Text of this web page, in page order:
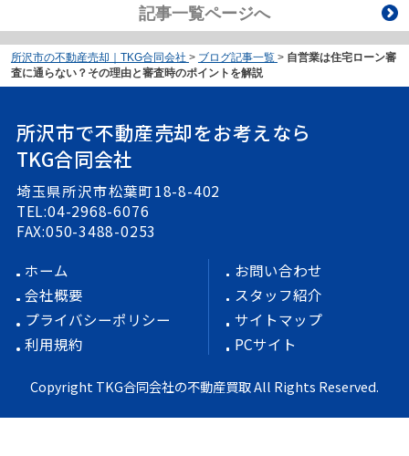
記事一覧ページへ
所沢市の不動産売却｜TKG合同会社 > ブログ記事一覧 > 自営業は住宅ローン審
査に通らない？その理由と審査時のポイントを解説
所沢市で不動産売却をお考えなら
TKG合同会社
埼玉県所沢市松葉町18-8-402
TEL:04-2968-6076
FAX:050-3488-0253
ホーム
会社概要
プライバシーポリシー
利用規約
お問い合わせ
スタッフ紹介
サイトマップ
PCサイト
Copyright TKG合同会社の不動産買取 All Rights Reserved.